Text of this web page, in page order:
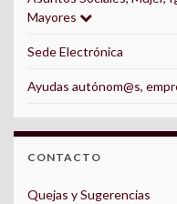
Mayores
Sede Electrónica
Ayudas autónom@s,
CONTACTO
Quejas y Sugerencias